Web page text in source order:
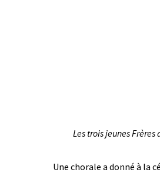
Les trois jeunes
Une chorale a donné à la